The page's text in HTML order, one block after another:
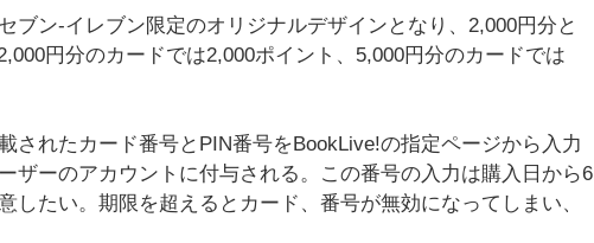
ブン-イレブン限定のオリジナルデザインとなり、2,000円分と
円分のカードでは2,000ポイント、5,000円分のカードでは
されたカード番号とPIN番号をBookLive!の指定ページから入力
ザーのアカウントに付与される。この番号の入力は購入日から6
したい。期限を超えるとカード、番号が無効になってしまい、